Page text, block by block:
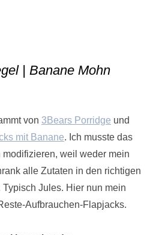
| Banane Mohn
von 3Bears Porridge und
mit Banane. Ich musste das
modifizieren, weil weder mein
alle Zutaten in den richtigen
Jules. Hier nun mein
Aufbrauchen-Flapjacks.